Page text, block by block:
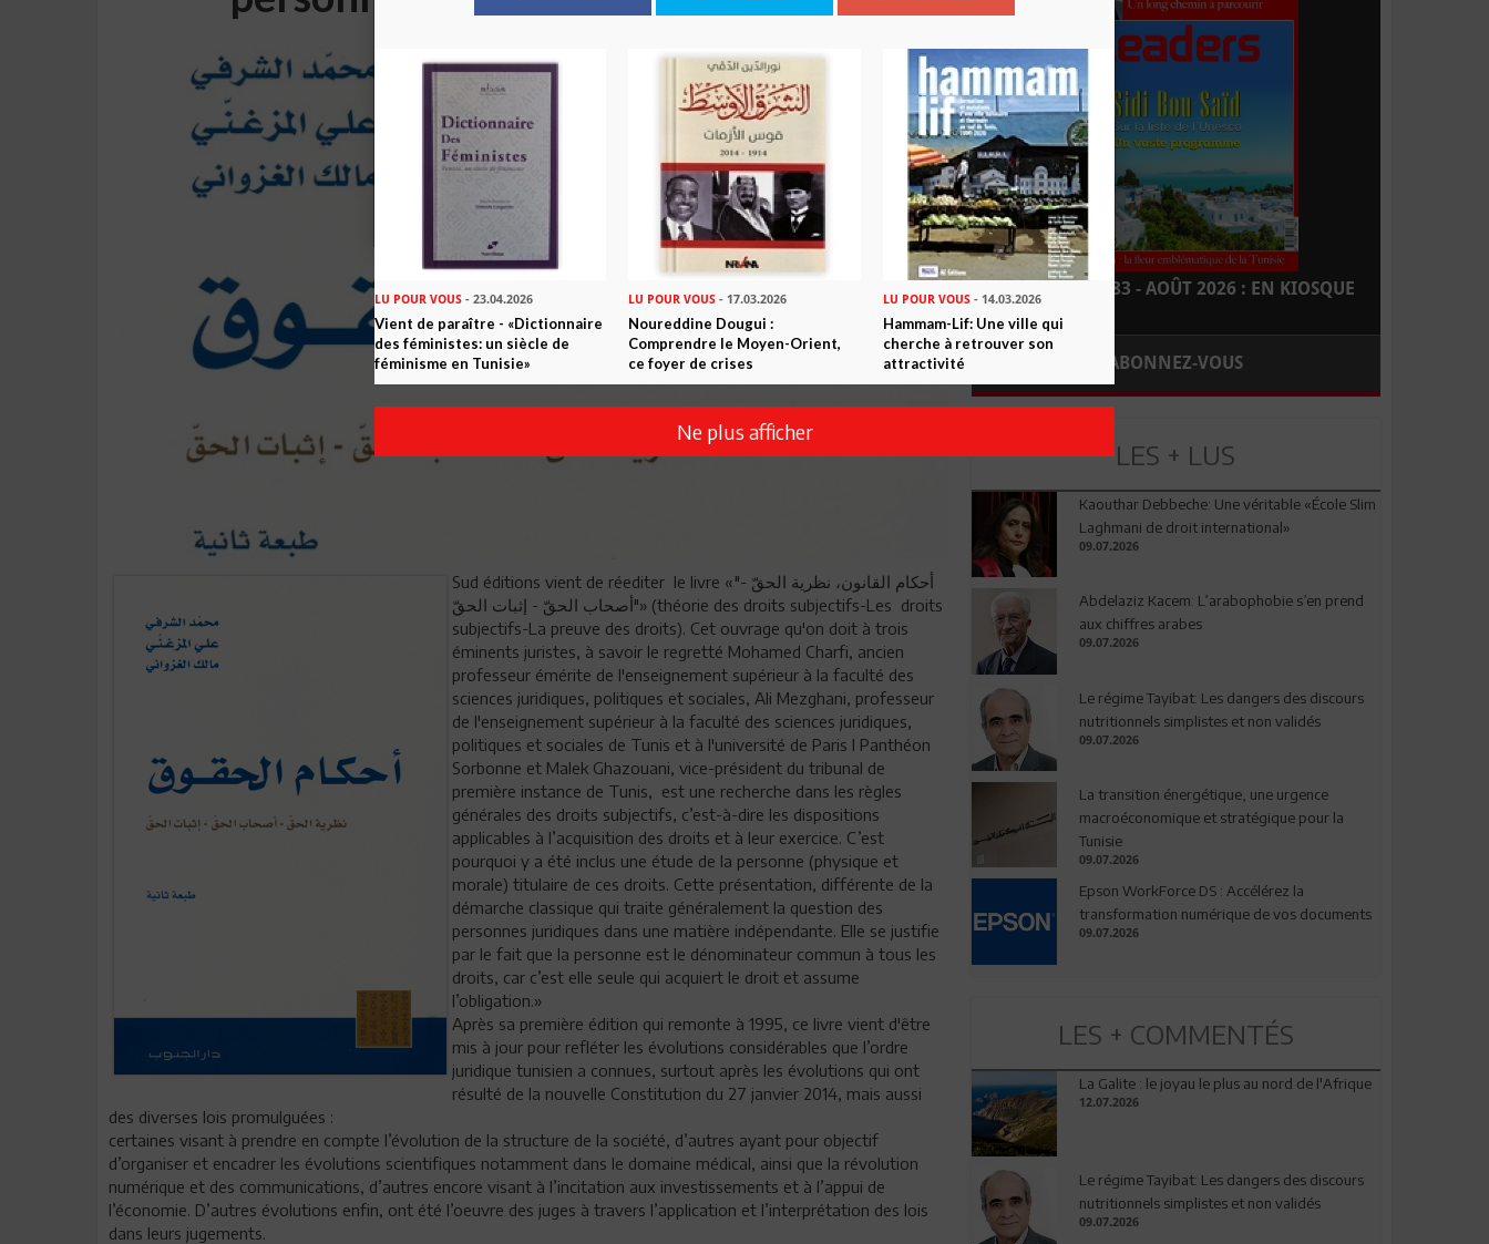
Sud éditions vient de réediter le livre «"أحكام القانون، نظرية الحقّ -
أصحاب الحقّ - إثبات الحقّ"» (théorie des droits subjectifs-Les droits
subjectifs-La preuve des droits). Cet ouvrage qu'on doit à trois
éminents juristes, à savoir le regretté Mohamed Charfi, ancien
professeur émérite de l'enseignement supérieur à la faculté des
sciences juridiques, politiques et sociales, Ali Mezghani, professeur
de l'enseignement supérieur à la faculté des sciences juridiques,
politiques et sociales de Tunis et à l'université de Paris I Panthéon
Sorbonne et Malek Ghazouani, vice-président du tribunal de
première instance de Tunis, est une recherche dans les règles
générales des droits subjectifs, c’est-à-dire les dispositions
applicables à l’acquisition des droits et à leur exercice. C’est
pourquoi y a été inclus une étude de la personne (physique et
morale) titulaire de ces droits. Cette présentation, différente de la
démarche classique qui traite généralement la question des
personnes juridiques dans une matière indépendante. Elle se justifie
par le fait que la personne est le dénominateur commun à tous les
droits, car c’est elle seule qui acquiert le droit et assume
l’obligation.»
Après sa première édition qui remonte à 1995, ce livre vient d'être
mis à jour pour refléter les évolutions considérables que l’ordre
juridique tunisien a connues, surtout après les évolutions qui ont
résulté de la nouvelle Constitution du 27 janvier 2014, mais aussi
des diverses lois promulguées :
certaines visant à prendre en compte l’évolution de la structure de la société, d’autres ayant pour objectif
d’organiser et encadrer les évolutions scientifiques notamment dans le domaine médical, ainsi que la révolution
numérique et des communications, d’autres encore visant à l’incitation aux investissements et à l’appui de
l’économie. D’autres évolutions enfin, ont été l’oeuvre des juges à travers l’application et l’interprétation des lois
dans leurs jugements.
LEADERS N° 183 - AOÛT 2026 : EN KIOSQUE
ABONNEZ-VOUS
LES + LUS
Kaouthar Debbeche: Une véritable «École Slim
Laghmani de droit international»
09.07.2026
Abdelaziz Kacem: L’arabophobie s’en prend
aux chiffres arabes
09.07.2026
Le régime Tayibat: Les dangers des discours
nutritionnels simplistes et non validés
09.07.2026
La transition énergétique, une urgence
macroéconomique et stratégique pour la
Tunisie
09.07.2026
Epson WorkForce DS : Accélérez la
transformation numérique de vos documents
09.07.2026
LES + COMMENTÉS
La Galite : le joyau le plus au nord de l'Afrique
12.07.2026
Le régime Tayibat: Les dangers des discours
nutritionnels simplistes et non validés
09.07.2026
LU POUR VOUS - 23.04.2026
Vient de paraître - «Dictionnaire
des féministes: un siècle de
féminisme en Tunisie»
LU POUR VOUS - 17.03.2026
Noureddine Dougui :
Comprendre le Moyen-Orient,
ce foyer de crises
LU POUR VOUS- 14.03.2026
Hammam-Lif: Une ville qui
cherche à retrouver son
attractivité
Ne plus afficher